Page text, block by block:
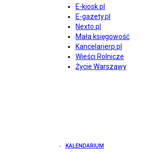
E-kiosk.pl
E-gazety.pl
Nexto.pl
Mała księgowość
Kancelarierp.pl
Wieści Rolnicze
Życie Warszawy
KALENDARIUM